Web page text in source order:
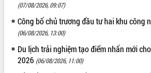
(07/08/2026, 09:07)
Công bố chủ trương đầu tư hai khu công
(06/08/2026, 13:00)
Du lịch trải nghiệm tạo điểm nhấn mới
2026 (06/08/2026, 11:00)